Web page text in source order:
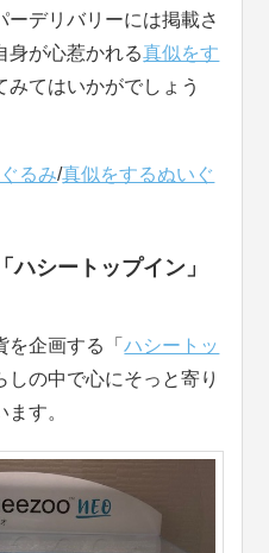
デリバリーには掲載さ
身が心惹かれる真似をす
みてはいかがでしょう
るみ/真似をするぬいぐ
ハシートップイン」
を企画する「ハシートッ
しの中で心にそっと寄り
す。